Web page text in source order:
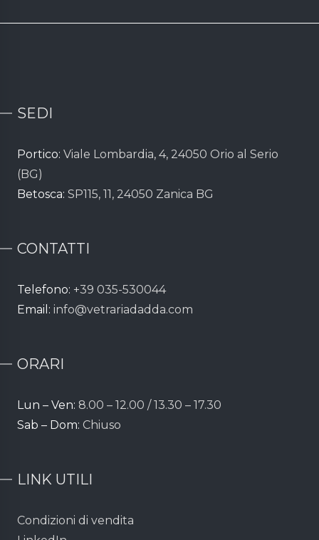
SEDI
Portico: Viale Lombardia, 4, 24050 Orio al Serio
(BG)
Betosca: SP115, 11, 24050 Zanica BG
CONTATTI
Telefono: +39 035-530044
Email: info@vetrariadadda.com
ORARI
Lun – Ven: 8.00 – 12.00 / 13.30 – 17.30
Sab – Dom: Chiuso
LINK UTILI
Condizioni di vendita